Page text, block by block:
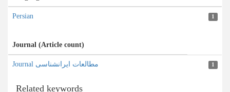
Persian 1
Journal (Article count)
Journal مطالعات ایرانشناسی 1
Related keywords